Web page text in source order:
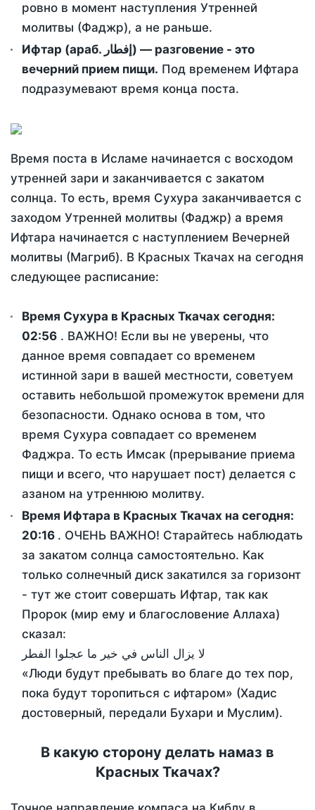
ровно в момент наступления Утренней
молитвы (Фаджр), а не раньше.
Ифтар (араб. إفطار) — разговение - это
вечерний прием пищи. Под временем Ифтара
подразумевают время конца поста.
Время поста в Исламе начинается с восходом
утренней зари и заканчивается с закатом
солнца. То есть, время Сухура заканчивается с
заходом Утренней молитвы (Фаджр) а время
Ифтара начинается с наступлением Вечерней
молитвы (Магриб). В Красных Ткачах на сегодня
следующее расписание:
Время Сухура в Красных Ткачах сегодня:
02:56 . ВАЖНО! Если вы не уверены, что
данное время совпадает со временем
истинной зари в вашей местности, советуем
оставить небольшой промежуток времени для
безопасности. Однако основа в том, что
время Сухура совпадает со временем
Фаджра. То есть Имсак (прерывание приема
пищи и всего, что нарушает пост) делается с
азаном на утреннюю молитву.
Время Ифтара в Красных Ткачах на сегодня:
20:16 . ОЧЕНЬ ВАЖНО! Старайтесь наблюдать
за закатом солнца самостоятельно. Как
только солнечный диск закатился за горизонт
- тут же стоит совершать Ифтар, так как
Пророк (мир ему и благословение Аллаха)
сказал:
لا يزال الناس في خير ما عجلوا الفطر
«Люди будут пребывать во благе до тех пор,
пока будут торопиться с ифтаром» (Хадис
достоверный, передали Бухари и Муслим).
В какую сторону делать намаз в
Красных Ткачах?